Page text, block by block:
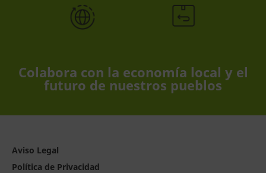
Colabora con la economía local y el
futuro de nuestros pueblos
Aviso Legal
Política de Privacidad